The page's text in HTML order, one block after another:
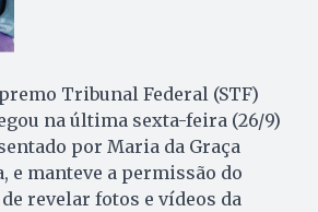
Tribunal Federal (STF)
na última sexta-feira (26/9)
por Maria da Graça
e manteve a permissão do
revelar fotos e vídeos da